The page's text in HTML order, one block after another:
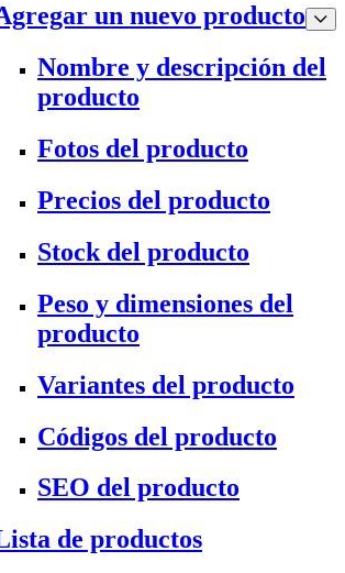
un nuevo producto
Nombre y descripción del
producto
Fotos del producto
Precios del producto
Stock del producto
Peso y dimensiones del
producto
Variantes del producto
Códigos del producto
SEO del producto
de productos